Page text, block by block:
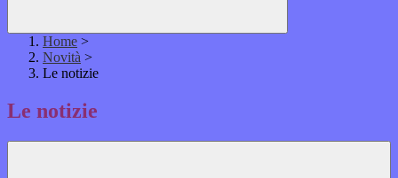
Home >
Novità >
Le notizie
Le notizie